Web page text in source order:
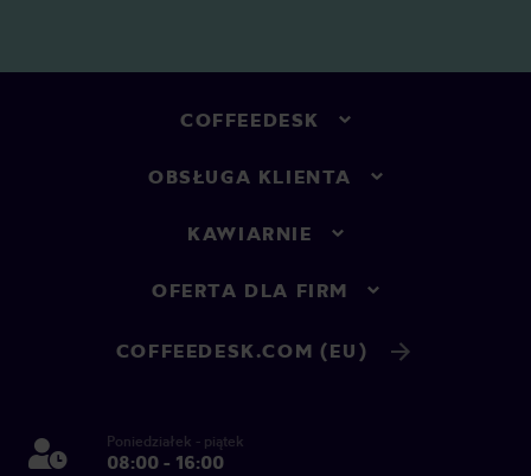
COFFEEDESK
OBSŁUGA KLIENTA
KAWIARNIE
OFERTA DLA FIRM
COFFEEDESK.COM (EU)
Poniedziałek - piątek
08:00 - 16:00